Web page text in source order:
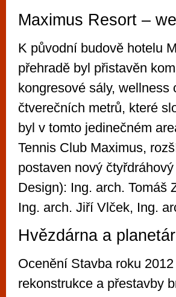
Maximus Resort –
K původní budově hotelu
přehradě byl přistavěn
kongresové sály,
čtverečních metrů, které
byl v tomto jedinečném
Tennis Club Maximus,
postaven nový
Design): Ing. arch. Tomáš
Ing. arch. Jiří Vlček, Ing.
Hvězdárna a
Ocenění Stavba roku
rekonstrukce a přestavby